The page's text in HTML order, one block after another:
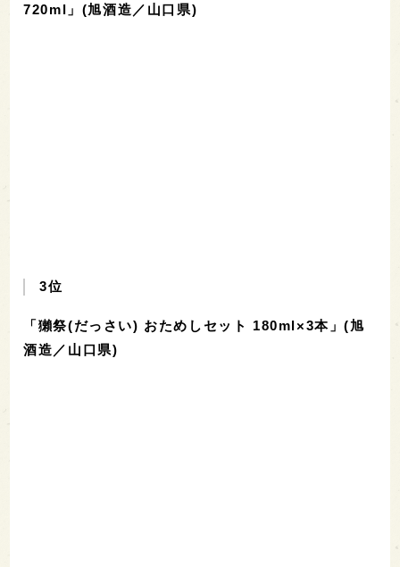
720ml」(旭酒造／山口県)
3位
「獺祭(だっさい) おためしセット 180ml×3本」(旭
酒造／山口県)